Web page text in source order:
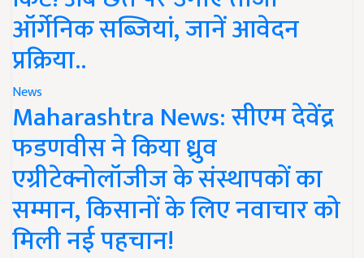
ऑर्गेनिक सब्जियां, जानें आवेदन
प्रक्रिया..
News
Maharashtra News: सीएम देवेंद्र
फडणवीस ने किया ध्रुव
एग्रीटेक्नोलॉजीज के संस्थापकों का
सम्मान, किसानों के लिए नवाचार को
मिली नई पहचान!